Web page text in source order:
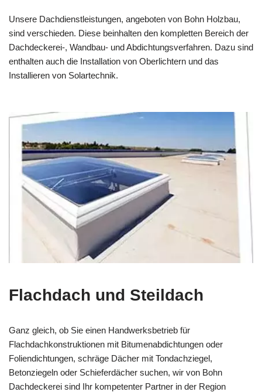
Unsere Dachdienstleistungen, angeboten von Bohn Holzbau,
sind verschieden. Diese beinhalten den kompletten Bereich der
Dachdeckerei-, Wandbau- und Abdichtungsverfahren. Dazu sind
enthalten auch die Installation von Oberlichtern und das
Installieren von Solartechnik.
Flachdach und Steildach
Ganz gleich, ob Sie einen Handwerksbetrieb für
Flachdachkonstruktionen mit Bitumenabdichtungen oder
Foliendichtungen, schräge Dächer mit Tondachziegel,
Betonziegeln oder Schieferdächer suchen, wir von Bohn
Dachdeckerei sind Ihr kompetenter Partner in der Region